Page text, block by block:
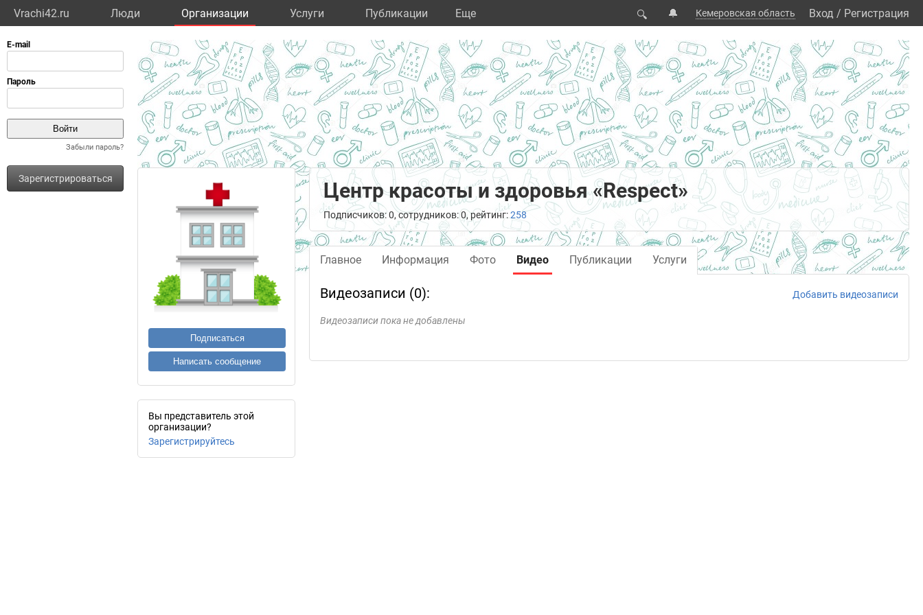
Vrachi42.ru Люди Организации Услуги Публикации Eще 🔍 🔔 Кемеровская область Вход / Регистрация
Забыли пароль?
Зарегистрироваться
Подписаться
Написать сообщение
Вы представитель этой
организации?
Зарегистрируйтесь
Центр красоты и здоровья «Respect»
Подписчиков: 0, сотрудников: 0, рейтинг:258
Главное Информация Фото Видео Публикации Услуги
Видеозаписи (0): Добавить видеозаписи
Видеозаписи пока не добавлены